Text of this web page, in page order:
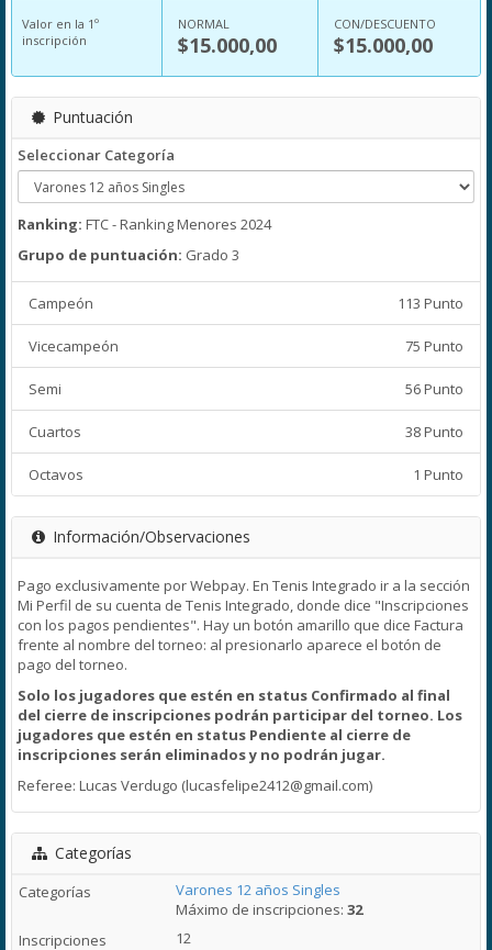
Valor en la 1º
inscripción
NORMAL
$15.000,00
CON/DESCUENTO
$15.000,00
Puntuación
Seleccionar Categoría
Ranking: FTC - Ranking Menores 2024
Grupo de puntuación: Grado 3
Campeón 113 Punto
Vicecampeón 75 Punto
Semi 56 Punto
Cuartos 38 Punto
Octavos 1 Punto
Información/Observaciones
Pago exclusivamente por Webpay. En Tenis Integrado ir a la sección
Mi Perfil de su cuenta de Tenis Integrado, donde dice "Inscripciones
con los pagos pendientes". Hay un botón amarillo que dice Factura
frente al nombre del torneo: al presionarlo aparece el botón de
pago del torneo.
Solo los jugadores que estén en status Confirmado al final
del cierre de inscripciones podrán participar del torneo. Los
jugadores que estén en status Pendiente al cierre de
inscripciones serán eliminados y no podrán jugar.
Referee: Lucas Verdugo (lucasfelipe2412@gmail.com)
Categorías
Varones 12 años Singles
Máximo de inscripciones:32
12